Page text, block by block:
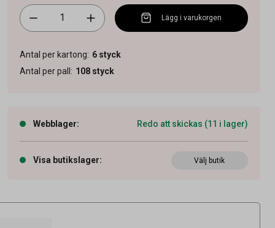
Lägg i varukorgen
Antal per kartong: 6 styck
Antal per pall : 108 styck
Webblager: Redo att skickas (11 i lager)
Visa butikslager: Välj butik